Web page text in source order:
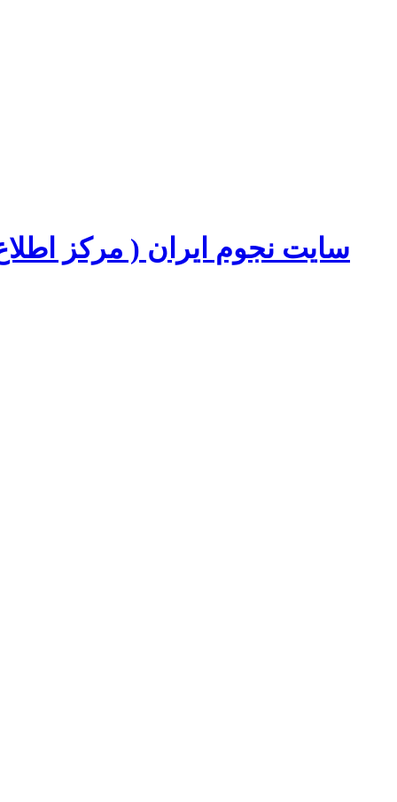
سایت نجوم ایران ( مرکز